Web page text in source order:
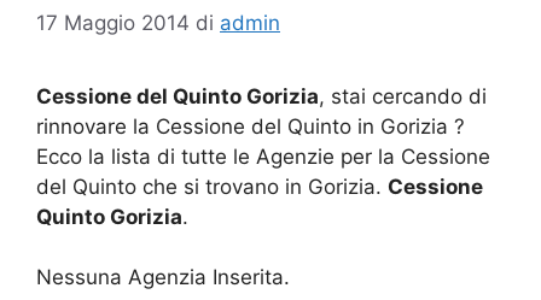
17 Maggio 2014 di admin
Cessione del Quinto Gorizia, stai cercando di
rinnovare la Cessione del Quinto in Gorizia ?
Ecco la lista di tutte le Agenzie per la Cessione
del Quinto che si trovano in Gorizia. Cessione
Quinto Gorizia.
Nessuna Agenzia Inserita.